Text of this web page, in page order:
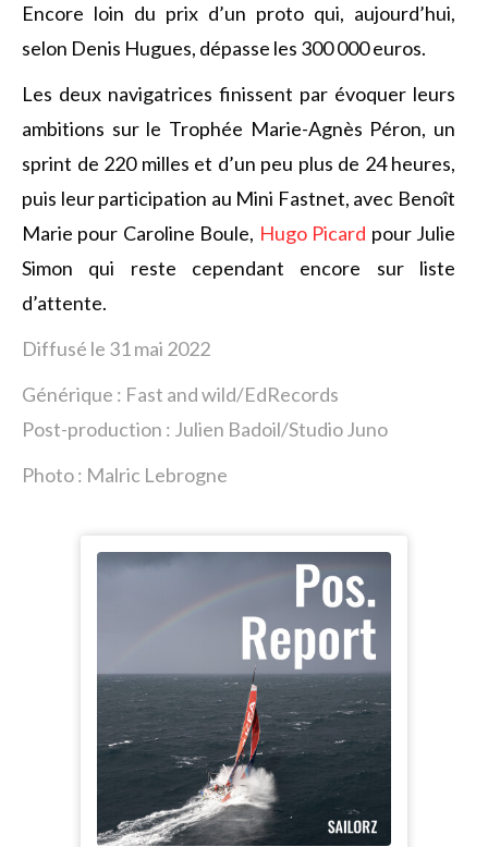
Encore loin du prix d’un proto qui, aujourd’hui,
selon Denis Hugues, dépasse les 300 000 euros.
Les deux navigatrices finissent par évoquer leurs
ambitions sur le Trophée Marie-Agnès Péron, un
sprint de 220 milles et d’un peu plus de 24 heures,
puis leur participation au Mini Fastnet, avec Benoît
Marie pour Caroline Boule, Hugo Picard pour Julie
Simon qui reste cependant encore sur liste
d’attente.
Diffusé le 31 mai 2022
Générique : Fast and wild/EdRecords
Post-production : Julien Badoil/Studio Juno
Photo : Malric Lebrogne